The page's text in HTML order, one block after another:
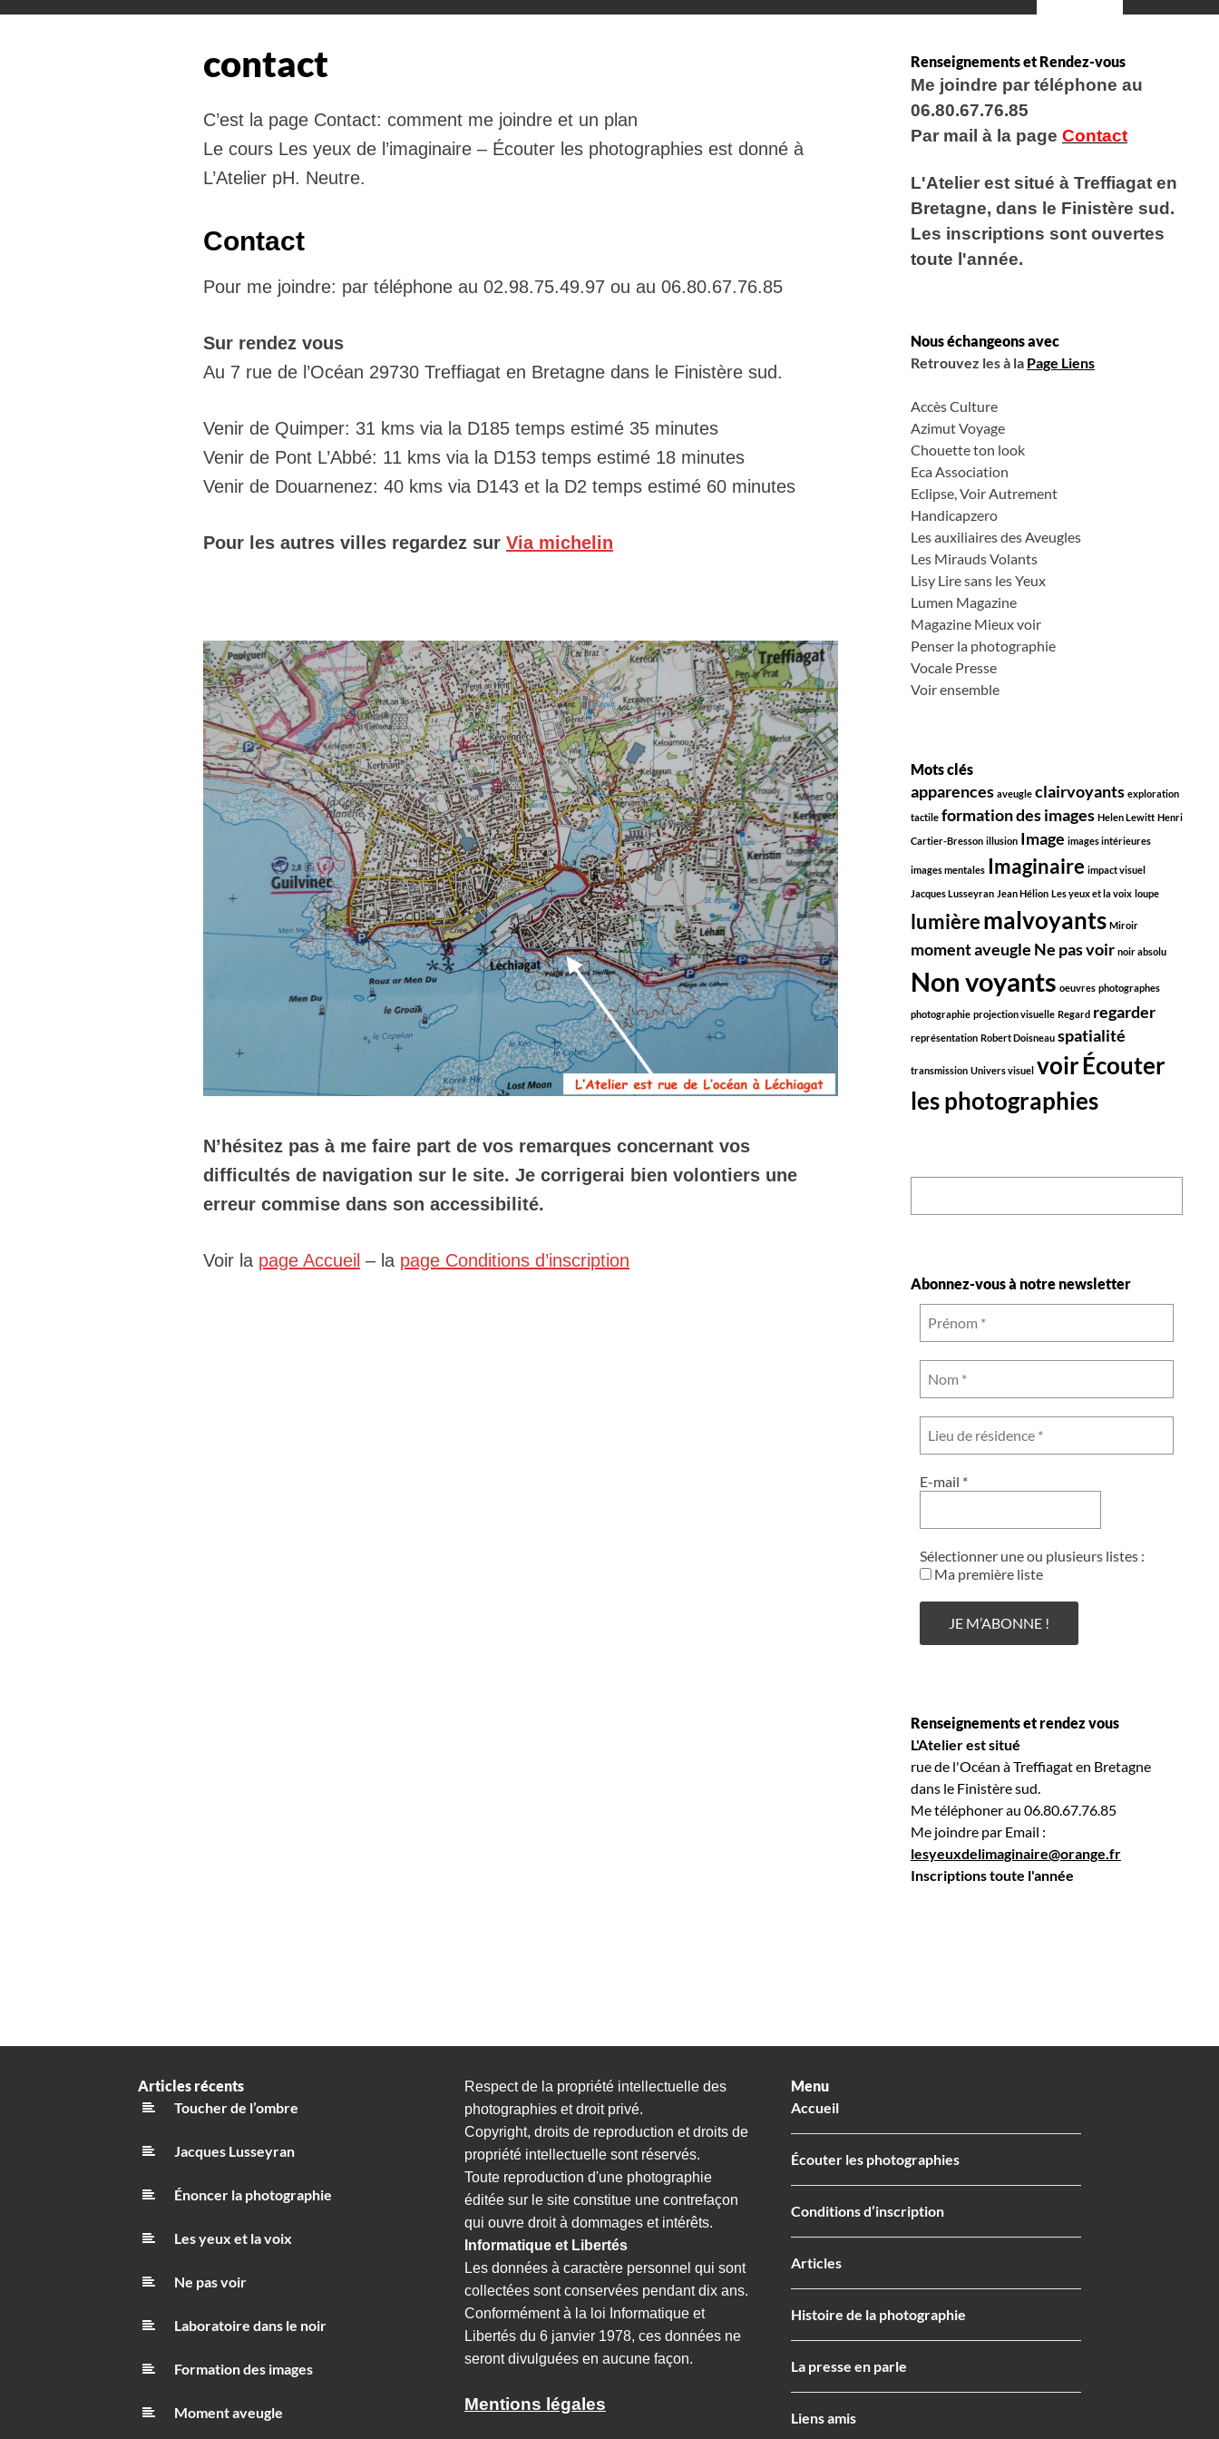
contact
C’est la page Contact: comment me joindre et un plan
Le cours Les yeux de l’imaginaire – Écouter les photographies est donné à
L’Atelier pH. Neutre.
Contact
Pour me joindre: par téléphone au 02.98.75.49.97 ou au 06.80.67.76.85
Sur rendez vous
Au 7 rue de l’Océan 29730 Treffiagat en Bretagne dans le Finistère sud.
Venir de Quimper: 31 kms via la D185 temps estimé 35 minutes
Venir de Pont L’Abbé: 11 kms via la D153 temps estimé 18 minutes
Venir de Douarnenez: 40 kms via D143 et la D2 temps estimé 60 minutes
Pour les autres villes regardez sur Via michelin
N’hésitez pas à me faire part de vos remarques concernant vos
difficultés de navigation sur le site. Je corrigerai bien volontiers une
erreur commise dans son accessibilité.
Voir la page Accueil – la page Conditions d’inscription
Renseignements et Rendez-vous
Me joindre par téléphone au
06.80.67.76.85
Par mail à la page Contact
L'Atelier est situé à Treffiagat en
Bretagne, dans le Finistère sud.
Les inscriptions sont ouvertes
toute l'année.
Nous échangeons avec
Retrouvez les à la Page Liens
Accès Culture
Azimut Voyage
Chouette ton look
Eca Association
Eclipse, Voir Autrement
Handicapzero
Les auxiliaires des Aveugles
Les Mirauds Volants
Lisy Lire sans les Yeux
Lumen Magazine
Magazine Mieux voir
Penser la photographie
Vocale Presse
Voir ensemble
Mots clés
apparences aveugle clairvoyants exploration
tactile formation des images Helen Lewitt Henri
Cartier-Bresson illusion Image images intérieures
images mentales Imaginaire impact visuel
Jacques Lusseyran Jean Hélion Les yeux et la voix loupe
lumièremalvoyants Miroir
moment aveugle Ne pas voir noir absolu
Non voyants oeuvres photographes
photographie projection visuelle Regard regarder
représentation Robert Doisneau spatialité
transmission Univers visuel voirÉcouter
les photographies
Abonnez-vous à notre newsletter
E-mail *
Sélectionner une ou plusieurs listes :
Ma première liste
Renseignements et rendez vous
L'Atelier est situé
rue de l'Océan à Treffiagat en Bretagne
dans le Finistère sud.
Me téléphoner au 06.80.67.76.85
Me joindre par Email :
lesyeuxdelimaginaire@orange.fr
Inscriptions toute l'année
Articles récents
Toucher de l’ombre
Jacques Lusseyran
Énoncer la photographie
Les yeux et la voix
Ne pas voir
Laboratoire dans le noir
Formation des images
Moment aveugle
Respect de la propriété intellectuelle des
photographies et droit privé.
Copyright, droits de reproduction et droits de
propriété intellectuelle sont réservés.
Toute reproduction d'une photographie
éditée sur le site constitue une contrefaçon
qui ouvre droit à dommages et intérêts.
Informatique et Libertés
Les données à caractère personnel qui sont
collectées sont conservées pendant dix ans.
Conformément à la loi Informatique et
Libertés du 6 janvier 1978, ces données ne
seront divulguées en aucune façon.
Mentions légales
Menu
Accueil
Écouter les photographies
Conditions d’inscription
Articles
Histoire de la photographie
La presse en parle
Liens amis